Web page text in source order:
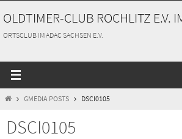
Inhalt
springen
OLDTIMER-CLUB ROCHLITZ E.V.
ORTSCLUB IM ADAC SACHSEN E.V.
STARTGMEDIA POSTS DSCI0105
DSCI0105